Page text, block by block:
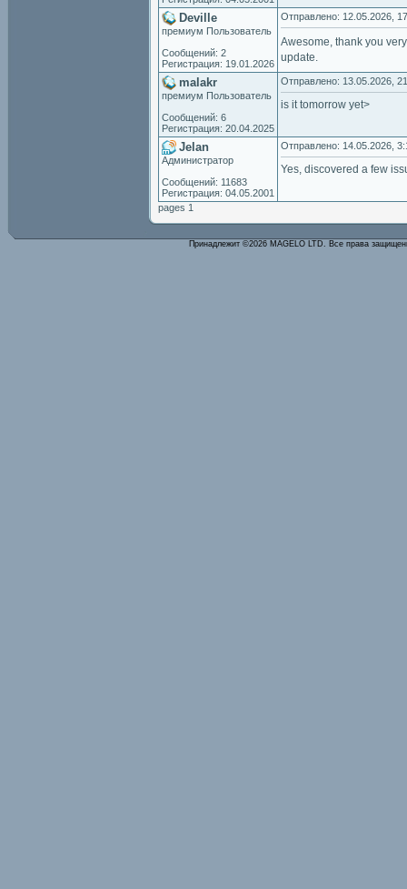
Deville
премиум Пользователь
Сообщений: 2
Регистрация: 19.01.2026
Отправлено: 12.05.2026,
Awesome, thank you
update.
malakr
премиум Пользователь
Сообщений: 6
Регистрация: 20.04.2025
Отправлено: 13.05.2026,
is it tomorrow yet>
Jelan
Администратор
Сообщений: 11683
Регистрация: 04.05.2001
Отправлено: 14.05.2026,
Yes, discovered a few
pages 1
Принадлежит ©2026 MAGELO LTD. Все права